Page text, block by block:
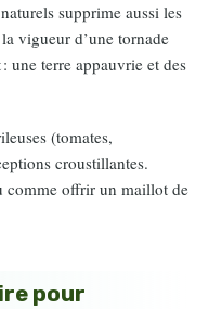
supprime aussi les
vigueur d’une tornade
une terre appauvrie et des
(tomates,
croustillantes.
comme offrir un maillot de
pour